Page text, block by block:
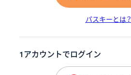
パスキーとは？
1アカウントでログイン